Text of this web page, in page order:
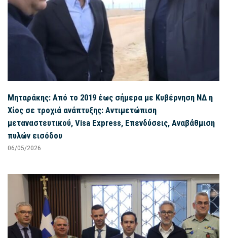
Μηταράκης: Από το 2019 έως σήμερα με Κυβέρνηση ΝΔ η
Χίος σε τροχιά ανάπτυξης: Αντιμετώπιση
μεταναστευτικού, Visa Express, Επενδύσεις, Αναβάθμιση
πυλών εισόδου
06/05/2026